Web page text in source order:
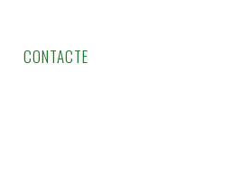
CONTACTE